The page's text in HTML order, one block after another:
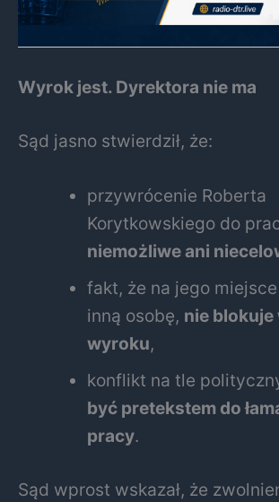
Wyrok jest. Dyrektora nie ma
Sąd jasno stwierdził, że:
przywrócenie Roberta
Korytkowskiego do
niemożliwe ani
fakt, że na jego
inną osobę, nie
wyroku,
konflikt na tle
być pretekstem do
pracy.
Sąd wprost wskazał, że